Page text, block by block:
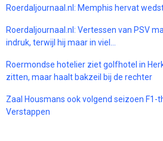
Roerdaljournaal.nl: Memphis hervat
Roerdaljournaal.nl: Vertessen van PSV
indruk, terwijl hij maar in viel…
Roermondse hotelier ziet golfhotel in
zitten, maar haalt bakzeil bij de rechter
Zaal Housmans ook volgend seizoen F1-
Verstappen